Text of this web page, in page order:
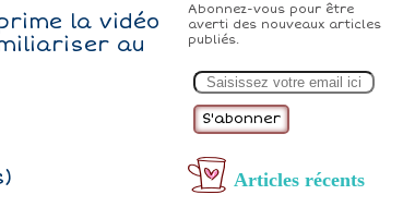
Abonnez-vous pour être
averti des nouveaux articles
publiés.
m
Articles récents
la vidéo
au